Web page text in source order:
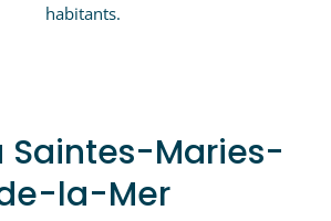
habitants.
Saintes-Maries-
la-Mer